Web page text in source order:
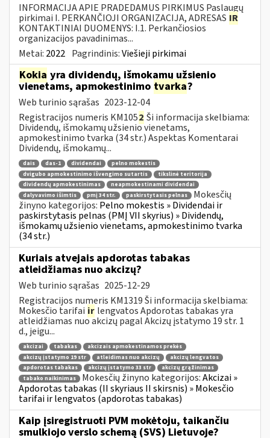
INFORMACIJA APIE PRADEDAMUS PIRKIMUS Paslaugų
pirkimai I. PERKANČIOJI ORGANIZACIJA, ADRESAS IR
KONTAKTINIAI DUOMENYS: I.1. Perkančiosios
organizacijos pavadinimas...
Metai: 2022 Pagrindinis:Viešieji pirkimai
Kokia yra dividendų, išmokamų užsienio
vienetams, apmokestinimo tvarka?
Web turinio sąrašas 2023-12-04
Registracijos numeris KM1052 Ši informacija skelbiama:
Dividendų, išmokamų užsienio vienetams,
apmokestinimo tvarka (34 str.) Aspektas Komentarai
Dividendų, išmokamų...
dais das-1 dividendai
pelno mokestis
dvigubo apmokestinimo išvengimo sutartis
tikslinė teritorija
dividendų apmokestinimas
neapmokestinami dividendai
dalyvavimo išimtis
pmį 34 str. paskirstytasis pelnas
Mokesčių
žinyno kategorijos: Pelno mokestis » Dividendai ir
paskirstytasis pelnas (PMĮ VII skyrius) » Dividendų,
išmokamų užsienio vienetams, apmokestinimo tvarka
(34 str.)
Kuriais atvejais apdorotas tabakas
atleidžiamas nuo akcizų?
Web turinio sąrašas 2025-12-29
Registracijos numeris KM1319 Ši informacija skelbiama:
Mokesčio tarifai ir lengvatos Apdorotas tabakas yra
atleidžiamas nuo akcizų pagal Akcizų įstatymo 19 str. 1
d., jeigu...
akcizai tabakas
akcizais apmokestinamos prekės
akcizų įstatymo 19 str
atleidimas nuo akcizų
akcizų lengvatos
apdorotas tabakas
akcizų įstatymo 33 str
akcizų grąžinimas
tabako naikinimas
Mokesčių žinyno kategorijos:Akcizai »
Apdorotas tabakas (II skyriaus II skirsnis) » Mokesčio
tarifai ir lengvatos (apdorotas tabakas)
Kaip įsiregistruoti PVM mokėtoju, taikančiu
smulkiojo verslo schemą (SVS) Lietuvoje?